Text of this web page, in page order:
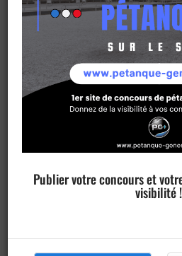
Publier votre concours et
visibilité !